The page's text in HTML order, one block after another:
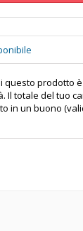
questo prodotto
. Il totale del tuo
in un buono